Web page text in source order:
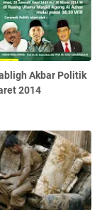
Akbar Politik
2014